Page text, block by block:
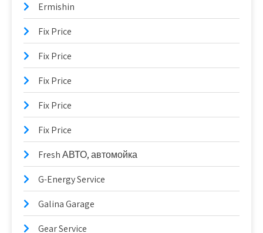
Ermishin
Fix Price
Fix Price
Fix Price
Fix Price
Fix Price
Fresh АВТО, автомойка
G-Energy Service
Galina Garage
Gear Service